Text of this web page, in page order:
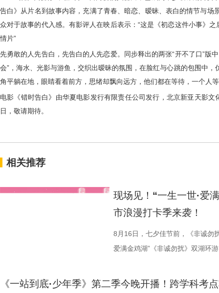
告白》从片名到故事内容，充满了青春、暗恋、暧昧、表白的情节与场
众对于故事的代入感。有影评人在映后表示：“这是《初恋这件小事》
情片”
先勇敢的人先告白，先告白的人先恋爱。同步释出的两张“开不了口”版
会”，海水、光影与游鱼，交织出暧昧的氛围，在脸红与心跳的包围中
角平躺在地，眼睛看着前方，思绪却飘向远方，他们都在等待，一个人
电影《错时告白》由华夏电影发行有限责任公司发行，北京新亚天影
日，敬请期待。
相关推荐
现场见！“一生一世·爱
市浪漫打卡季来袭！
8月16日，七夕佳节前，《非诚勿
爱满金鸡湖”《非诚勿扰》双湖环
《非诚勿扰》节目组联合苏州工
《一站到底·少年季》第二季今晚开播！跨学科考